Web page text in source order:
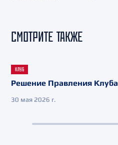
СМОТРИТЕ ТАКЖЕ
КЛУБ
Решение Правления Клуба
30 мая 2026 г.